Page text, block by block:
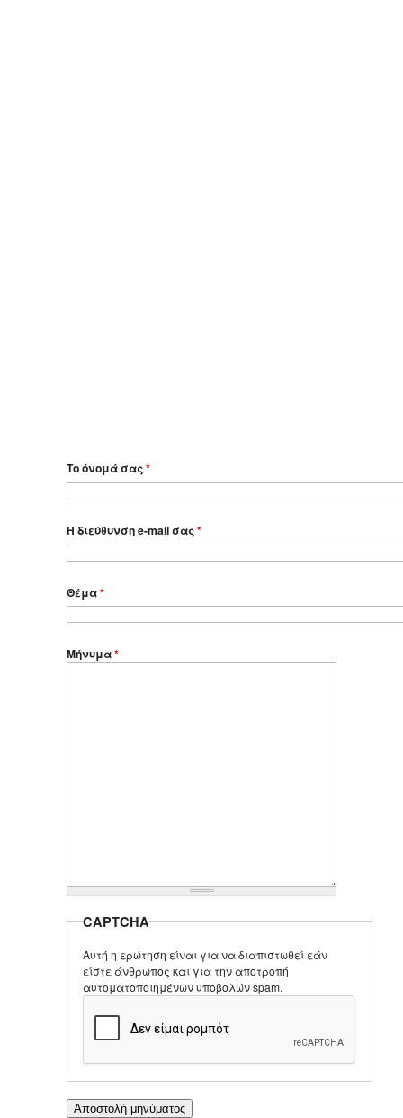
Το όνομά σας*
Η διεύθυνση e-mail σας*
Θέμα*
Μήνυμα*
CAPTCHA
Αυτή η ερώτηση είναι για να διαπιστωθεί εάν
είστε άνθρωπος και για την αποτροπή
αυτοματοποιημένων υποβολών spam.